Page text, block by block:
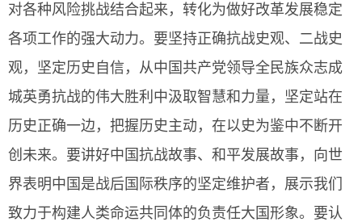
对各种风险挑战结合起来，转化为做好改革发展稳定
各项工作的强大动力。要坚持正确抗战史观、二战史
观，坚定历史自信，从中国共产党领导全民族众志成
城英勇抗战的伟大胜利中汲取智慧和力量，坚定站在
历史正确一边，把握历史主动，在以史为鉴中不断开
创未来。要讲好中国抗战故事、和平发展故事，向世
界表明中国是战后国际秩序的坚定维护者，展示我们
致力于构建人类命运共同体的负责任大国形象。要认